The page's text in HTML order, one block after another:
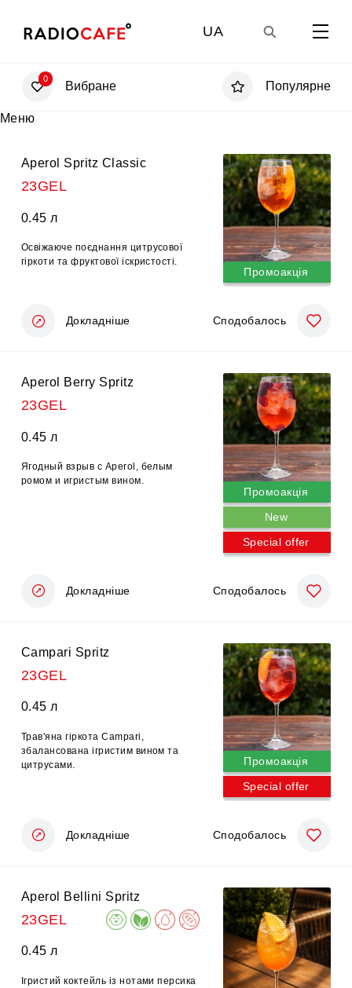
UA
0
Вибране Популярне
Меню
Aperol Spritz Classic
23GEL
0.45 л
Освіжаюче поєднання цитрусової
гіркоти та фруктової іскристості.
Промоакція
Докладніше Сподобалось
Aperol Berry Spritz
23GEL
0.45 л
Ягодный взрыв с Aperol, белым
ромом и игристым вином.
Промоакція
New
Special offer
Докладніше Сподобалось
Campari Spritz
23GEL
0.45 л
Трав'яна гіркота Campari,
збалансована ігристим вином та
цитрусами.
Промоакція
Special offer
Докладніше Сподобалось
Aperol Bellini Spritz
23GEL
0.45 л
Ігристий коктейль із нотами персика